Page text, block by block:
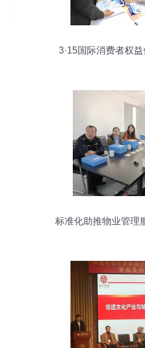
3·15国际消费者权
标准化助推物业管理